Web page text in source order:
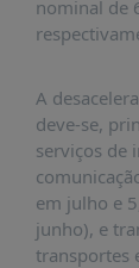
DADOS
FRENTE
SOBRE
A
FRENTE
MATERIAIS
nominal de
A
deve-se,
serviços de
em julho e
junho), e
transportes